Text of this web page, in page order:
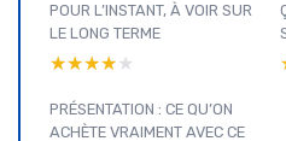
POUR L’INSTANT, À VOIR SUR
LE LONG TERME
★★★★★
★★★★★
PRÉSENTATION : CE QU’ON
ACHÈTE VRAIMENT AVEC CE